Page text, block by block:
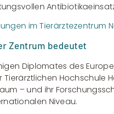
im Tierärztezentrum
Zentrum bedeutet
Diplomates des
Hochschule
– und ihr
Niveau.